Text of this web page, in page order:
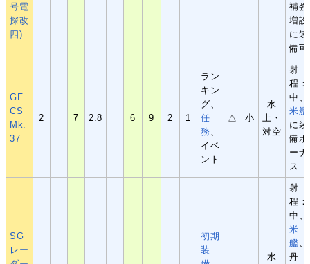
号電
探改
四)
補強
増設
に装
備可
GF
CS
Mk.
37
2 7 2.8 6 9 2 1
ラン
キン
グ、
任
務
イベ
ント
△ 小
水
上・
対空
射
程：
中、
米艦
に装
備ボ
ーナ
ス
SG
レー
初期
装
水
射
程：
中、
米
艦
丹